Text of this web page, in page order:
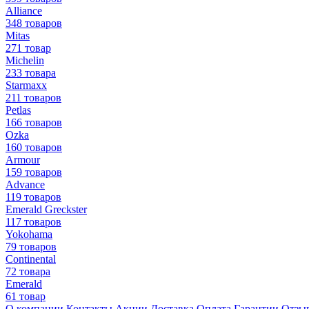
Alliance
348 товаров
Mitas
271 товар
Michelin
233 товара
Starmaxx
211 товаров
Petlas
166 товаров
Ozka
160 товаров
Armour
159 товаров
Advance
119 товаров
Emerald Greckster
117 товаров
Yokohama
79 товаров
Continental
72 товара
Emerald
61 товар